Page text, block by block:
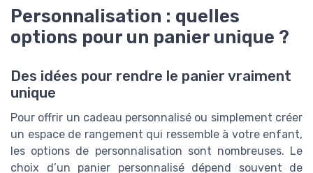
Personnalisation : quelles
options pour un panier unique ?
Des idées pour rendre le panier vraiment
unique
Pour offrir un cadeau personnalisé ou simplement créer
un espace de rangement qui ressemble à votre enfant,
les options de personnalisation sont nombreuses. Le
choix d’un panier personnalisé dépend souvent de